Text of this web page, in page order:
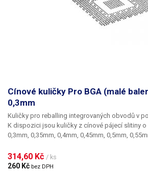
Cínové kuličky Pro BGA (malé
0,3mm
Kuličky pro reballing integrovaných obvodů v
K dispozici jsou kuličky z cínové pájecí slitiny o
0,3mm, 0,35mm, 0,4mm, 0,45mm, 0,5mm,
BGA mřížky pro překuličkování. Ampule
kuliček o daném průměru.
314,60 Kč / ks
260 Kč bez DPH